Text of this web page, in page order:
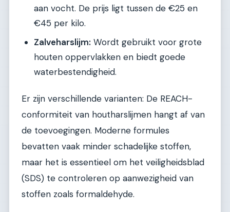
aan vocht. De prijs ligt tussen de €25 en
€45 per kilo.
Zalveharslijm: Wordt gebruikt voor grote
houten oppervlakken en biedt goede
waterbestendigheid.
Er zijn verschillende varianten: De REACH-
conformiteit van houtharslijmen hangt af van
de toevoegingen. Moderne formules
bevatten vaak minder schadelijke stoffen,
maar het is essentieel om het veiligheidsblad
(SDS) te controleren op aanwezigheid van
stoffen zoals formaldehyde.